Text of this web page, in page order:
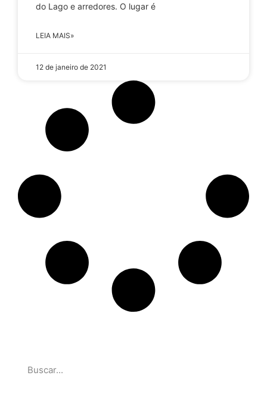
do Lago e arredores. O lugar é
LEIA MAIS»
12 de janeiro de 2021